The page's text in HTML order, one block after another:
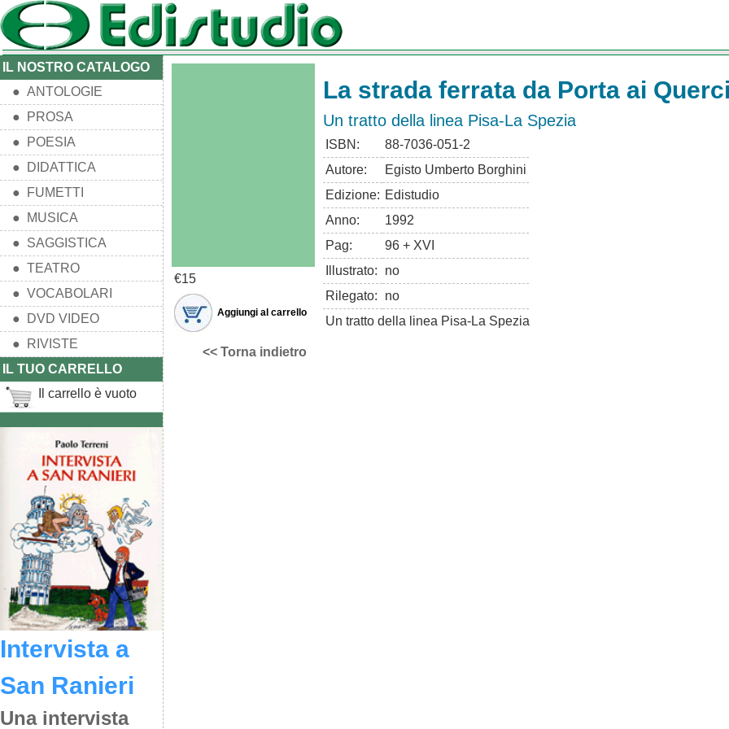
IL NOSTRO CATALOGO
● ANTOLOGIE
● PROSA
● POESIA
● DIDATTICA
● FUMETTI
● MUSICA
● SAGGISTICA
● TEATRO
● VOCABOLARI
● DVD VIDEO
● RIVISTE
IL TUO CARRELLO
Il carrello è vuoto
Intervista a
San Ranieri
Una intervista
€15
Aggiungi al carrello
<< Torna indietro
La strada ferrata da Porta ai
Un tratto della linea Pisa-La Spezia
ISBN:
88-7036-051-2
Autore:
Egisto Umberto Borghini
Edizione: Edistudio
Anno:
1992
Pag:
96 + XVI
Illustrato:
no
Rilegato:
no
Un tratto della linea Pisa-La Spezia